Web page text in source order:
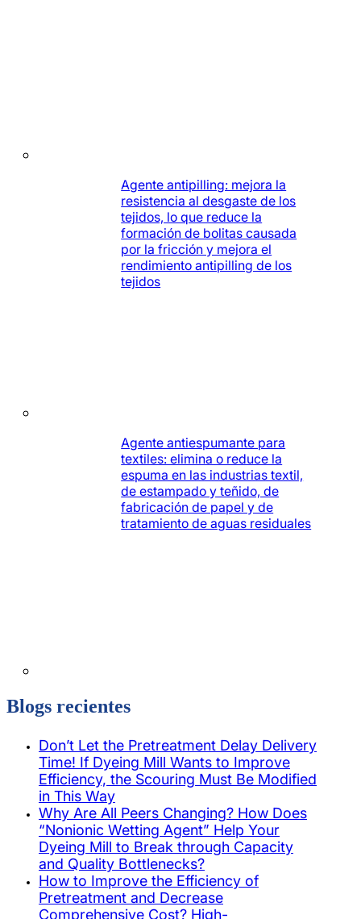
Agente antipilling: mejora la
resistencia al desgaste de los
tejidos, lo que reduce la
formación de bolitas causada
por la fricción y mejora el
rendimiento antipilling de los
tejidos
Agente antiespumante para
textiles: elimina o reduce la
espuma en las industrias textil,
de estampado y teñido, de
fabricación de papel y de
tratamiento de aguas residuales
Blogs recientes
Don’t Let the Pretreatment Delay Delivery
Time! If Dyeing Mill Wants to Improve
Efficiency, the Scouring Must Be Modified
in This Way
Why Are All Peers Changing? How Does
“Nonionic Wetting Agent” Help Your
Dyeing Mill to Break through Capacity
and Quality Bottlenecks?
How to Improve the Efficiency of
Pretreatment and Decrease
Comprehensive Cost? High-